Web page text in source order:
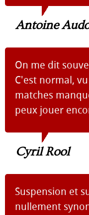
Antoine
On me dit
C'est normal,
matches
peux jouer
Cyril Rool
Suspension et
nullement